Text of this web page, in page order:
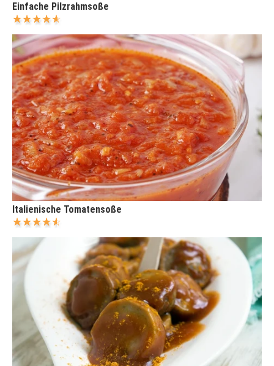
Einfache Pilzrahmsoße
Italienische Tomatensoße